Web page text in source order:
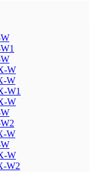
W
W
W1
W
W
W
W2